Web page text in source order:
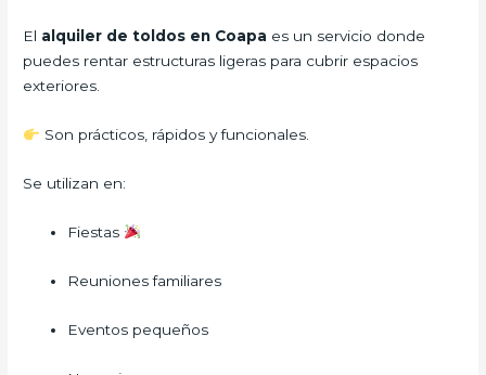
El alquiler de toldos en Coapa es un servicio donde
puedes rentar estructuras ligeras para cubrir espacios
exteriores.
Son prácticos, rápidos y funcionales.
Se utilizan en:
Fiestas
Reuniones familiares
Eventos pequeños